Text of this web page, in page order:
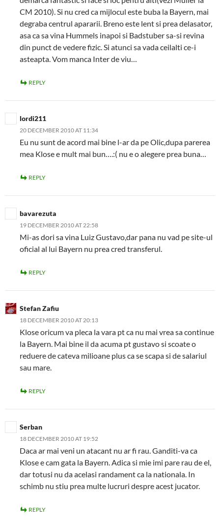
CM 2010). Si nu cred ca mijlocul este buba la Bayern, mai
degraba centrul apararii. Breno este lent si prea delasator,
asa ca sa vina Hummels inapoi si Badstuber sa-si revina
din punct de vedere fizic. Si atunci sa vada ceilalti ce-i
asteapta. Vom manca Inter de viu…
REPLY
lordi211
20 DECEMBER 2010 AT 11:34
Eu nu sunt de acord mai bine l-ar da pe Olic,dupa parerea
mea Klose e mult mai bun….:( nu e o alegere prea buna…
REPLY
bavarezuta
19 DECEMBER 2010 AT 22:58
Mi-as dori sa vina Luiz Gustavo,dar pana nu vad pe site-ul
oficial al lui Bayern nu prea cred transferul.
REPLY
Stefan Zafiu
18 DECEMBER 2010 AT 20:13
Klose oricum va pleca la vara pt ca nu mai vrea sa continue
la Bayern. Mai bine il da acuma pt gustavo si scoate o
reduere de cateva milioane plus ca se scapa si de salariul
sau mare.
REPLY
Serban
18 DECEMBER 2010 AT 19:52
Daca ar mai veni un atacant nu ar fi rau. Ganditi-va ca
Klose e cam gata la Bayern. Adica si mie imi pare rau de el,
dar totusi nu da acelasi randament ca la nationala. In
schimb nu stiu prea multe lucruri despre acest jucator.
REPLY